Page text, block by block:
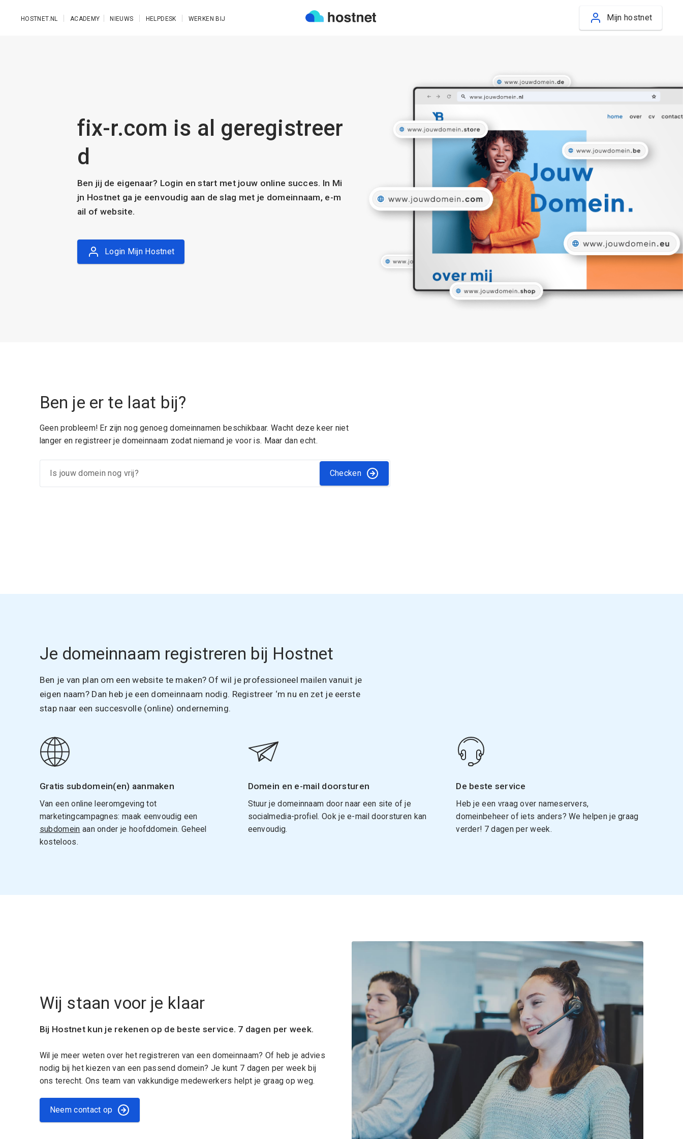
HOSTNET.NL ACADEMY NIEUWS HELPDESK WERKEN BIJ Mijn hostnet
fix-r.com is al geregistreer
d
Ben jij de eigenaar? Login en start met jouw online succes. In Mi
jn Hostnet ga je eenvoudig aan de slag met je domeinnaam, e-m
ail of website.
Login Mijn Hostnet
Ben je er te laat bij?
Geen probleem! Er zijn nog genoeg domeinnamen beschikbaar. Wacht deze keer niet
langer en registreer je domeinnaam zodat niemand je voor is. Maar dan echt.
Checken
Je domeinnaam registreren bij Hostnet
Ben je van plan om een website te maken? Of wil je professioneel mailen vanuit je
eigen naam? Dan heb je een domeinnaam nodig. Registreer ‘m nu en zet je eerste
stap naar een succesvolle (online) onderneming.
Gratis subdomein(en) aanmaken
Van een online leeromgeving tot
marketingcampagnes: maak eenvoudig een
subdomein aan onder je hoofddomein. Geheel
kosteloos.
Domein en e-mail doorsturen
Stuur je domeinnaam door naar een site of je
socialmedia-profiel. Ook je e-mail doorsturen kan
eenvoudig.
De beste service
Heb je een vraag over nameservers,
domeinbeheer of iets anders? We helpen je graag
verder! 7 dagen per week.
Wij staan voor je klaar
Bij Hostnet kun je rekenen op de beste service. 7 dagen per week.
Wil je meer weten over het registreren van een domeinnaam? Of heb je advies
nodig bij het kiezen van een passend domein? Je kunt 7 dagen per week bij
ons terecht. Ons team van vakkundige medewerkers helpt je graag op weg.
Neem contact op